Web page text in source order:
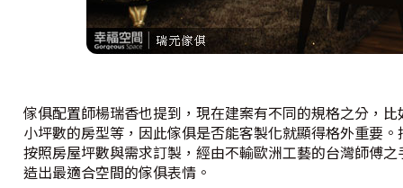
傢俱配置師楊瑞香也提到，現在建案有不同的規格之分，
小坪數的房型等，因此傢俱是否能客製化就顯得格外重要
按照房屋坪數與需求訂製，經由不輸歐洲工藝的台灣師傅
造出最適合空間的傢俱表情。